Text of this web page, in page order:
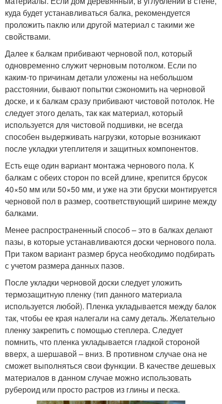
куда будет устанавливаться балка, рекомендуется
проложить паклю или другой материал с такими же
свойствами.
Далее к балкам прибивают черновой пол, который
одновременно служит черновым потолком. Если по
каким-то причинам детали уложены на небольшом
расстоянии, бывают попытки сэкономить на черновой
доске, и к балкам сразу прибивают чистовой потолок. Не
следует этого делать, так как материал, который
используется для чистовой подшивки, не всегда
способен выдерживать нагрузки, которые возникают
после укладки утеплителя и защитных компонентов.
Есть еще один вариант монтажа чернового пола. К
балкам с обеих сторон по всей длине, крепится брусок
40×50 мм или 50×50 мм, и уже на эти бруски монтируется
черновой пол в размер, соответствующий ширине между
балками.
Менее распространенный способ – это в балках делают
пазы, в которые устанавливаются доски чернового пола.
При таком вариант размер бруса необходимо подбирать
с учетом размера данных пазов.
После укладки черновой доски следует уложить
термозащитную пленку (тип данного материала
используется любой). Пленка укладывается между балок
так, чтобы ее края налегали на саму деталь. Желательно
пленку закрепить с помощью степлера. Следует
помнить, что пленка укладывается гладкой стороной
вверх, а шершавой – вниз. В противном случае она не
сможет выполняться свои функции. В качестве дешевых
материалов в данном случае можно использовать
рубероид или просто растров из глины и песка.